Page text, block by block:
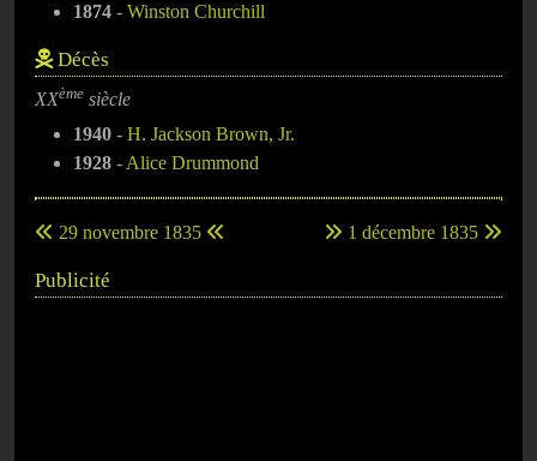
1874 - Winston Churchill
Décès
XXème siècle
1940 - H. Jackson Brown, Jr.
1928 - Alice Drummond
29 novembre 1835 1 décembre 1835
Publicité